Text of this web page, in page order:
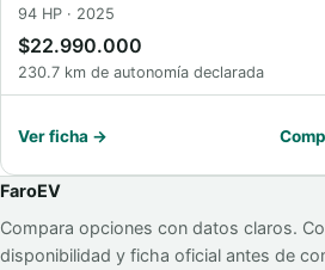
94 HP · 2025
$22.990.000
230.7 km de autonomía declarada
Ver ficha →
FaroEV
Compara opciones con datos claros.
disponibilidad y ficha oficial antes de